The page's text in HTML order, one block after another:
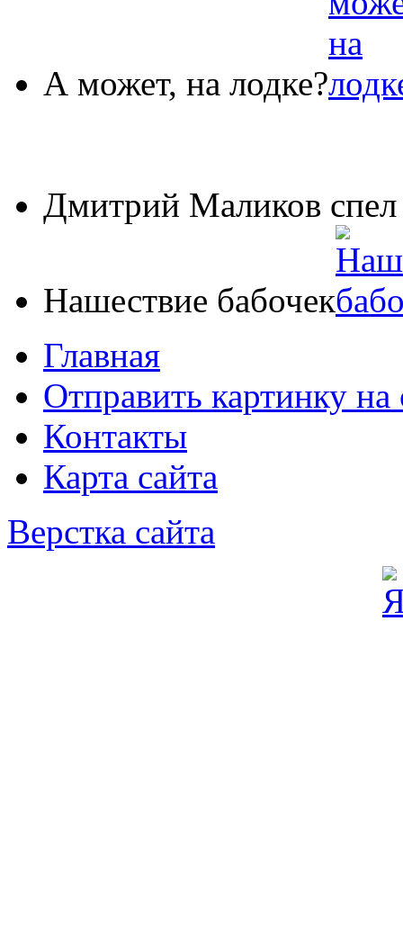
А может, на лодке?
Дмитрий Маликов
Нашествие бабочек
Главная
Отправить картинку на
Контакты
Карта сайта
Верстка сайта